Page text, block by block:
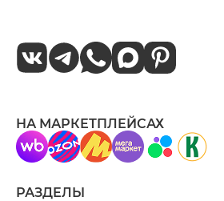
РАЗДЕЛЫ
НА МАРКЕТПЛЕЙСАХ